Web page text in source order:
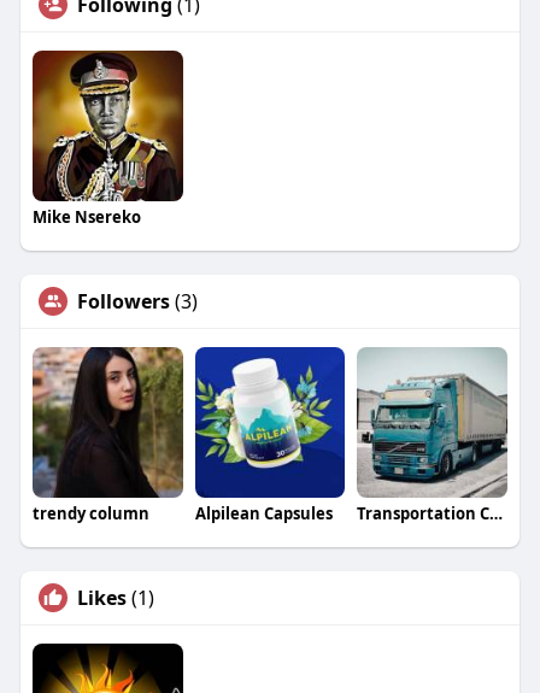
Mike Nsereko
Followers(3)
trendy column Alpilean Capsules Transportation Companies
Likes(1)